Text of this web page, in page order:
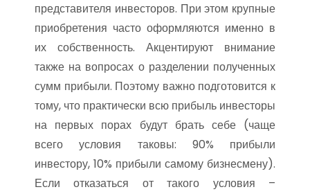
представителя инвесторов. При этом крупные
приобретения часто оформляются именно в
их собственность. Акцентируют внимание
также на вопросах о разделении полученных
сумм прибыли. Поэтому важно подготовится к
тому, что практически всю прибыль инвесторы
на первых порах будут брать себе (чаще
всего условия таковы: 90% прибыли
инвестору, 10% прибыли самому бизнесмену).
Если отказаться от такого условия –